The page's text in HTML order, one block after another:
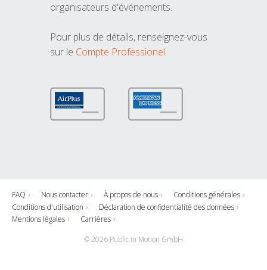
organisateurs d'événements.
Pour plus de détails, renseignez-vous
sur le Compte Professionel.
FAQ Nous contacter À propos de nous
Conditions générales
Conditions d'utilisation
Déclaration de confidentialité des données
Mentions légales
Carrières
© 2026 Public in Motion GmbH